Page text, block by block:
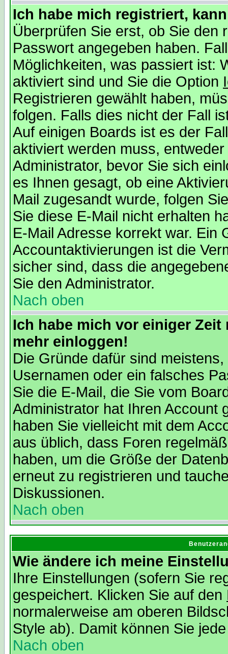
Ich habe mich registriert,
Überprüfen Sie erst, ob Sie den
Passwort angegeben haben.
Möglichkeiten, was passiert ist:
aktiviert sind und Sie die Option
Registrieren gewählt haben,
folgen. Falls dies nicht der Fall
Auf einigen Boards ist es der
aktiviert werden muss,
Administrator, bevor Sie sich
es Ihnen gesagt, ob eine
Mail zugesandt wurde, folgen
Sie diese E-Mail nicht erhalten
E-Mail Adresse korrekt war. Ein
Accountaktivierungen ist die
sicher sind, dass die
Sie den Administrator.
Nach oben
Ich habe mich vor einiger
mehr einloggen!
Die Gründe dafür sind
Usernamen oder ein falsches
Sie die E-Mail, die Sie vom
Administrator hat Ihren Account
haben Sie vielleicht mit dem
aus üblich, dass Foren
haben, um die Größe der
erneut zu registrieren und
Diskussionen.
Nach oben
Wie ändere ich meine
Ihre Einstellungen (sofern Sie
gespeichert. Klicken Sie auf den
normalerweise am oberen
Style ab). Damit können Sie
Nach oben